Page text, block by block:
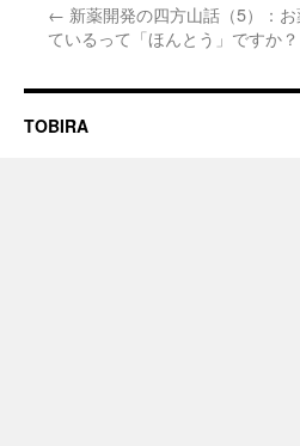
← 新薬開発の四方山話（5）：
ているって「ほんとう」ですか？
TOBIRA